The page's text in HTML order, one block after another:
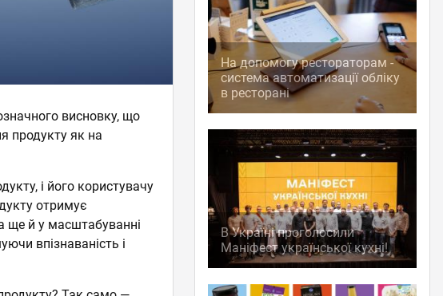
висновку, що
продукту як на
і його користувачу
отримує
ще й у масштабуванні
впізнаваність і
На допомогу рестораторам -
система автоматизації обліку
в ресторані
В Україні проголосили
Маніфест української кухні!